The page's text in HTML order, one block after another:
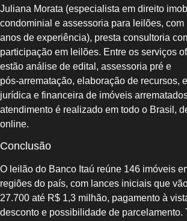
Juliana Morata (especialista em direito
condominial e assessoria para leilões, com
anos de experiência), presta consultoria
participação em leilões. Entre os serviços
estão análise de edital, assessoria pré e
pós‑arrematação, elaboração de recursos,
jurídica e financeira de imóveis
atendimento é realizado em todo o Brasil,
online.
Conclusão
O leilão do Banco Itaú reúne 146 imóveis
regiões do país, com lances iniciais que
27.700 até R$ 1,3 milhão, pagamento à
desconto e possibilidade de parcelamento.